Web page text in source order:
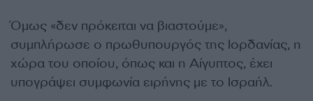
Όμως «δεν πρόκειται να βιαστούμε»,
συμπλήρωσε ο πρωθυπουργός της Ιορδανίας, η
χώρα του οποίου, όπως και η Αίγυπτος, έχει
υπογράψει συμφωνία ειρήνης με το Ισραήλ.